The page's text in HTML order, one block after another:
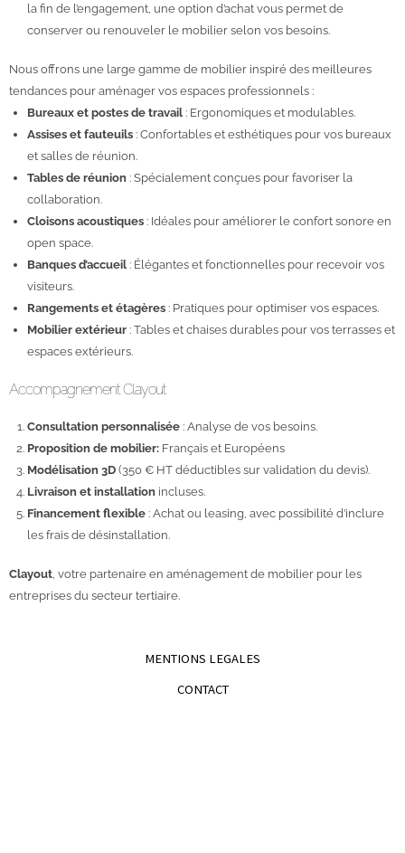
la fin de l’engagement, une option d’achat vous permet de
conserver ou renouveler le mobilier selon vos besoins.
Nous offrons une large gamme de mobilier inspiré des meilleures
tendances pour aménager vos espaces professionnels :
Bureaux et postes de travail : Ergonomiques et modulables.
Assises et fauteuils : Confortables et esthétiques pour vos bureaux
et salles de réunion.
Tables de réunion : Spécialement conçues pour favoriser la
collaboration.
Cloisons acoustiques : Idéales pour améliorer le confort sonore en
open space.
Banques d’accueil : Élégantes et fonctionnelles pour recevoir vos
visiteurs.
Rangements et étagères : Pratiques pour optimiser vos espaces.
Mobilier extérieur : Tables et chaises durables pour vos terrasses et
espaces extérieurs.
Accompagnement Clayout
Consultation personnalisée : Analyse de vos besoins.
Proposition de mobilier: Français et Européens
Modélisation 3D (350 € HT déductibles sur validation du devis).
Livraison et installation incluses.
Financement flexible : Achat ou leasing, avec possibilité d’inclure
les frais de désinstallation.
Clayout, votre partenaire en aménagement de mobilier pour les
entreprises du secteur tertiaire.
MENTIONS LEGALES
CONTACT